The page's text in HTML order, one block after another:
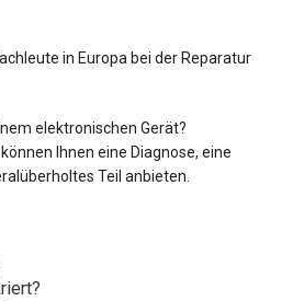
in Europa bei der Reparatur
elektronischen Gerät?
Ihnen eine Diagnose, eine
Teil anbieten.